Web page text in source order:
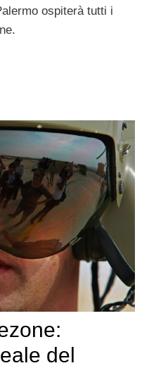
ospiterà tutti i
del